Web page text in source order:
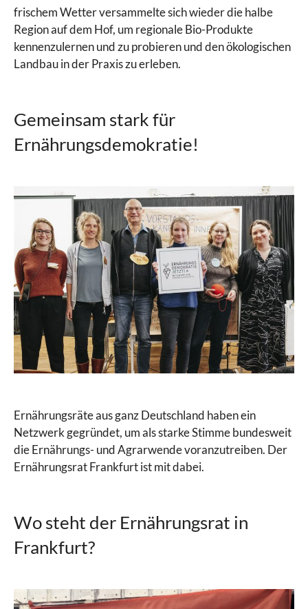
frischem Wetter versammelte sich wieder die halbe
Region auf dem Hof, um regionale Bio-Produkte
kennenzulernen und zu probieren und den ökologischen
Landbau in der Praxis zu erleben.
Gemeinsam stark für
Ernährungsdemokratie!
Ernährungsräte aus ganz Deutschland haben ein
Netzwerk gegründet, um als starke Stimme bundesweit
die Ernährungs- und Agrarwende voranzutreiben. Der
Ernährungsrat Frankfurt ist mit dabei.
Wo steht der Ernährungsrat in
Frankfurt?